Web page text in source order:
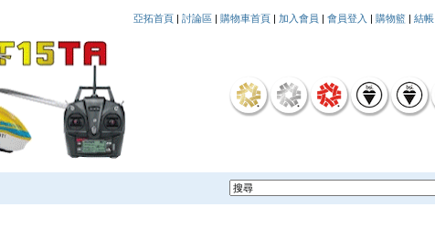
亞拓首頁 | 討論區 | 購物車首頁 | 加入會員 | 會員登入 | 購物籃 | 結帳